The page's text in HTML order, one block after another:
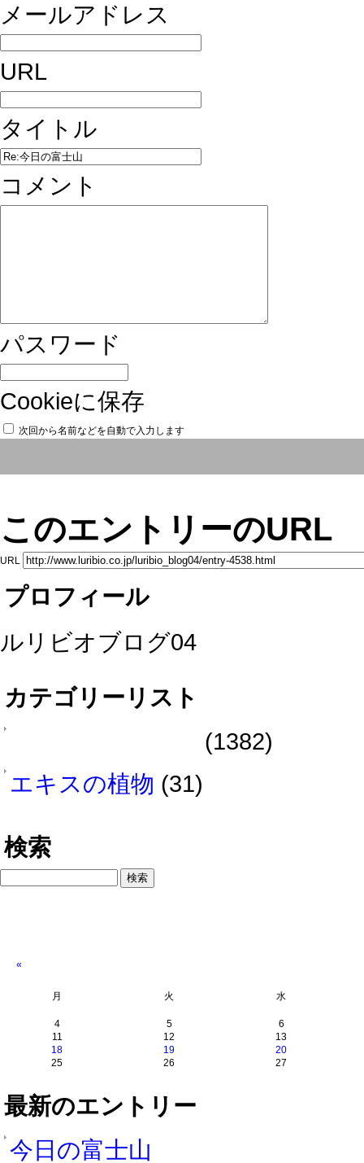
メールアドレス
URL
タイトル
コメント
パスワード
Cookieに保存
次回から名前などを自動で入力します
このエントリーのURL
URL
プロフィール
ルリビオブログ04
カテゴリーリスト
(1382)
エキスの植物 (31)
検索
«
月 火 水
4 5
6
11
12
13
18
19
20
25
26 27
最新のエントリー
今日の富士山